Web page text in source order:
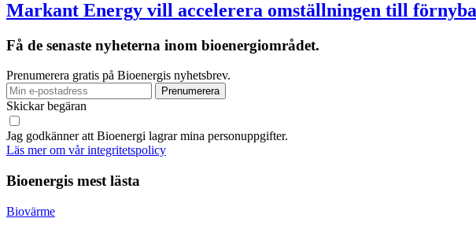
Markant Energy vill accelerera omställningen till
Få de senaste nyheterna inom bioenergiområdet.
Prenumerera gratis på Bioenergis nyhetsbrev.
Skickar begäran
Jag godkänner att Bioenergi lagrar mina personuppgifter.
Läs mer om vår integritetspolicy
Bioenergis mest lästa
Biovärme